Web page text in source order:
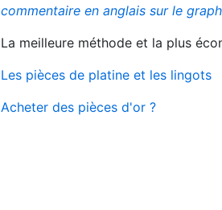
commentaire en anglais sur le
La meilleure méthode et la plus
Les pièces de platine et les lingots
Acheter des pièces d'or ?